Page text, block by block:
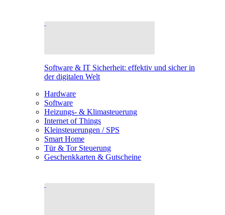
Software & IT Sicherheit: effektiv und sicher in
der digitalen Welt
Hardware
Software
Heizungs- & Klimasteuerung
Internet of Things
Kleinsteuerungen / SPS
Smart Home
Tür & Tor Steuerung
Geschenkkarten & Gutscheine